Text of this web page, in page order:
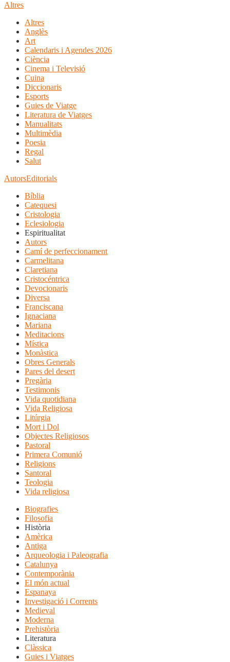
Altres
Altres
Anglès
Art
Calendaris i Agendes 2026
Ciència
Cinema i Televisió
Cuina
Diccionaris
Esports
Guies de Viatge
Literatura de Viatges
Manualitats
Multimèdia
Poesia
Regal
Salut
AutorsEditorials
Bíblia
Catequesi
Cristologia
Eclesiologia
Espiritualitat
Autors
Camí de perfeccionament
Carmelitana
Claretiana
Cristocéntrica
Devocionaris
Diversa
Franciscana
Ignaciana
Mariana
Meditacions
Mística
Monàstica
Obres Generals
Pares del desert
Pregària
Testimonis
Vida quotidiana
Vida Religiosa
Litúrgia
Mort i Dol
Objectes Religiosos
Pastoral
Primera Comunió
Religions
Santoral
Teologia
Vida religiosa
Biografies
Filosofia
Història
Amèrica
Antiga
Arqueologia i Paleografia
Catalunya
Contemporània
El món actual
Espanaya
Investigació i Corrents
Medieval
Moderna
Prehistòria
Literatura
Clàssica
Guies i Viatges